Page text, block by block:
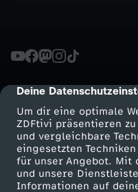
cmp-dialog-
Deine
Um dir eine optimale
ZDFtivi präsentieren
und vergleichbare
eingesetzten
für unser Angebot. Mit
und unsere
Informationen auf
o
w
-
B
a
Mehr ZDF